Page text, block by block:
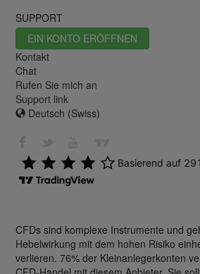
SUPPORT
EIN KONTO ERÖFFNEN
Kontakt
Chat
Rufen Sie mich an
Support link
Deutsch (Swiss)
CFDs sind komplexe Instrumente und
Hebelwirkung mit dem hohen Risiko
verlieren. 76% der Kleinanlegerkonten